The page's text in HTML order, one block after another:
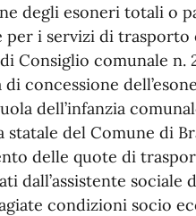
degli esoneri totali o
i servizi di trasporto
Consiglio comunale n.
concessione
dell’infanzia
statale del Comune di
delle quote di
dall’assistente sociale
condizioni socio